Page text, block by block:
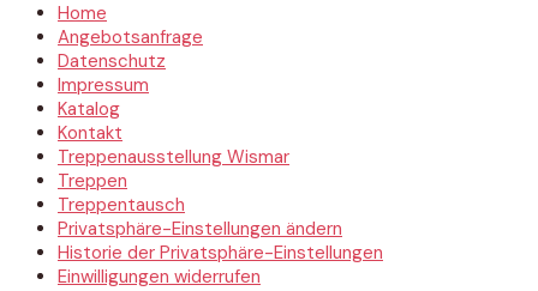
Home
Angebotsanfrage
Datenschutz
Impressum
Katalog
Kontakt
Treppenausstellung Wismar
Treppen
Treppentausch
Privatsphäre-Einstellungen ändern
Historie der Privatsphäre-Einstellungen
Einwilligungen widerrufen